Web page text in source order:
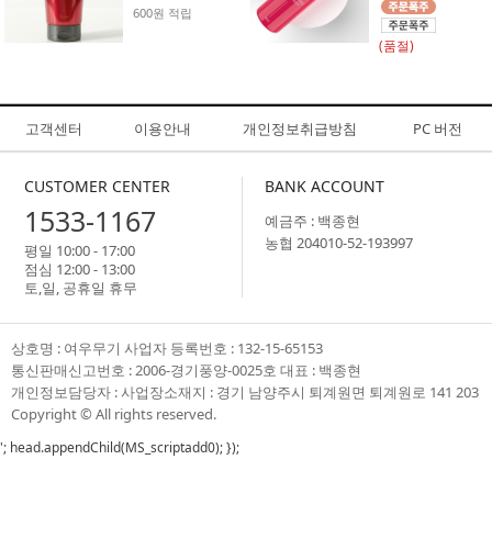
600원 적립
(품절)
고객센터 이용안내 개인정보취급방침 PC 버전
CUSTOMER CENTER
1533-1167
평일 10:00 - 17:00
점심 12:00 - 13:00
토,일, 공휴일 휴무
BANK ACCOUNT
예금주 : 백종현
농협 204010-52-193997
상호명 : 여우무기 사업자 등록번호 : 132-15-65153
통신판매신고번호 : 2006-경기풍양-0025호 대표 : 백종현
개인정보담당자 : 사업장소재지 : 경기 남양주시 퇴계원면 퇴계원로 141 203
Copyright © All rights reserved.
'; head.appendChild(MS_scriptadd0); });